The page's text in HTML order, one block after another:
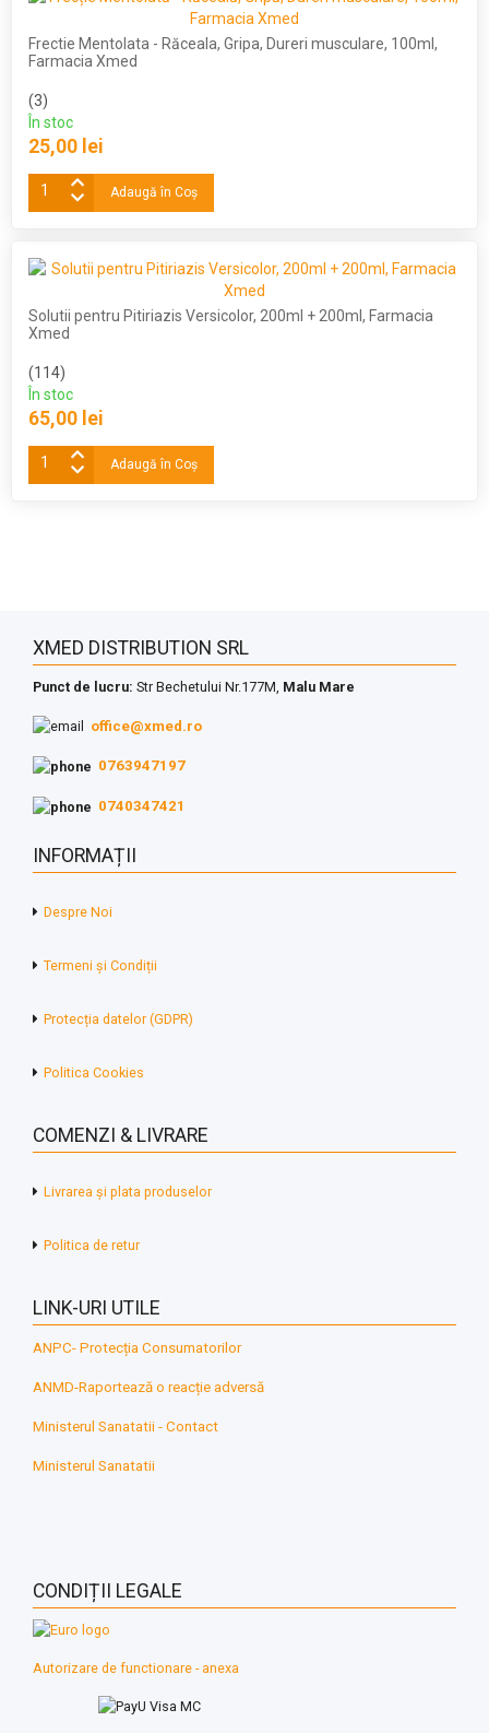
Frectie Mentolata - Răceala, Gripa, Dureri musculare, 100ml,
Farmacia Xmed
(3)
În stoc
25,00 lei
Adaugă în Coş
Solutii pentru Pitiriazis Versicolor, 200ml + 200ml, Farmacia
Xmed
(114)
În stoc
65,00 lei
Adaugă în Coş
XMED DISTRIBUTION SRL
Punct de lucru: Str Bechetului Nr.177M, Malu Mare
office@xmed.ro
0763947197
0740347421
INFORMAȚII
Despre Noi
Termeni și Condiții
Protecția datelor (GDPR)
Politica Cookies
COMENZI & LIVRARE
Livrarea și plata produselor
Politica de retur
LINK-URI UTILE
ANPC- Protecția Consumatorilor
ANMD-Raportează o reacție adversă
Ministerul Sanatatii - Contact
Ministerul Sanatatii
CONDIȚII LEGALE
Autorizare de functionare - anexa